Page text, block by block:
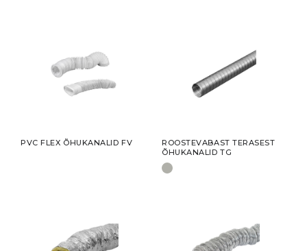
PVC FLEX ÕHUKANALID FV
ROOSTEVABAST TERASEST
ÕHUKANALID TG